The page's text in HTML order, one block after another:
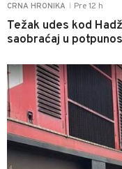
CRNA HRONIKA Pre 12 h
Težak udes kod
saobraćaj u